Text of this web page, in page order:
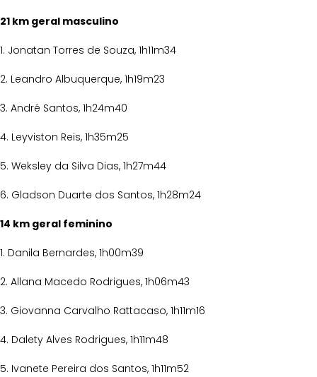
21 km geral masculino
1. Jonatan Torres de Souza, 1h11m34
2. Leandro Albuquerque, 1h19m23
3. André Santos, 1h24m40
4. Leyviston Reis, 1h35m25
5. Weksley da Silva Dias, 1h27m44
6. Gladson Duarte dos Santos, 1h28m24
14 km geral feminino
1. Danila Bernardes, 1h00m39
2. Allana Macedo Rodrigues, 1h06m43
3. Giovanna Carvalho Rattacaso, 1h11m16
4. Dalety Alves Rodrigues, 1h11m48
5. Ivanete Pereira dos Santos, 1h11m52